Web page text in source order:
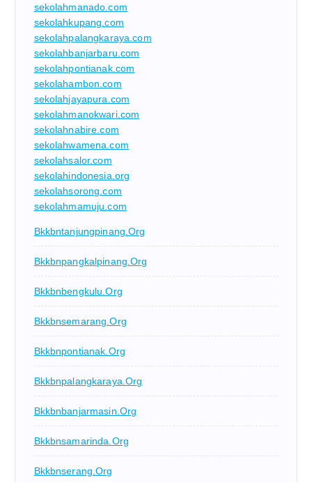
sekolahmanado.com
sekolahkupang.com
sekolahpalangkaraya.com
sekolahbanjarbaru.com
sekolahpontianak.com
sekolahambon.com
sekolahjayapura.com
sekolahmanokwari.com
sekolahnabire.com
sekolahwamena.com
sekolahsalor.com
sekolahindonesia.org
sekolahsorong.com
sekolahmamuju.com
Bkkbntanjungpinang.org
Bkkbnpangkalpinang.org
Bkkbnbengkulu.org
Bkkbnsemarang.org
Bkkbnpontianak.org
Bkkbnpalangkaraya.org
Bkkbnbanjarmasin.org
Bkkbnsamarinda.org
Bkkbnserang.org